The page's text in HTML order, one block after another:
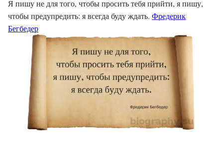
Я пишу не для того, чтобы просить тебя прийти, я пишу,
чтобы предупредить: я всегда буду ждать. Фредерик
Бегбедер